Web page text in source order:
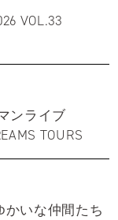
VOL.33
ンライブ
TOURS
かいな仲間たち